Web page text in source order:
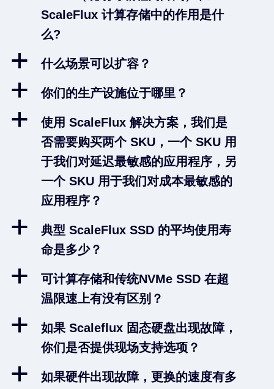
ScaleFlux 计算存储中的作用是什
么?
a 什么场景可以扩容？
a 你们的生产设施位于哪里？
a
使用 ScaleFlux 解决方案，我们是
否需要购买两个 SKU，一个 SKU 用
于我们对延迟最敏感的应用程序，另
一个 SKU 用于我们对成本最敏感的
应用程序？
a
典型 ScaleFlux SSD 的平均使用寿
命是多少？
a
可计算存储和传统NVMe SSD 在超
温限速上有没有区别？
a
如果 Scaleflux 固态硬盘出现故障，
你们是否提供现场支持选项？
a
如果硬件出现故障，更换的速度有多